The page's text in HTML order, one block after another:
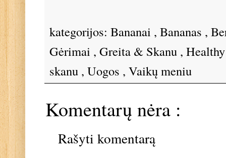
kategorijos: Bananai , Bananas ,
Gėrimai , Greita & Skanu ,
skanu , Uogos , Vaikų meniu
Komentarų nėra :
Rašyti komentarą